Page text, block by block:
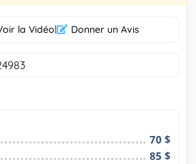
la Vidéo| Donner un Avis
70 $
85 $